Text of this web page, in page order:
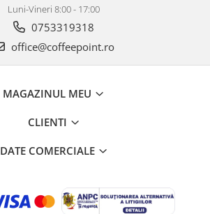
Luni-Vineri 8:00 - 17:00
0753319318
office@coffeepoint.ro
MAGAZINUL MEU
CLIENTI
DATE COMERCIALE